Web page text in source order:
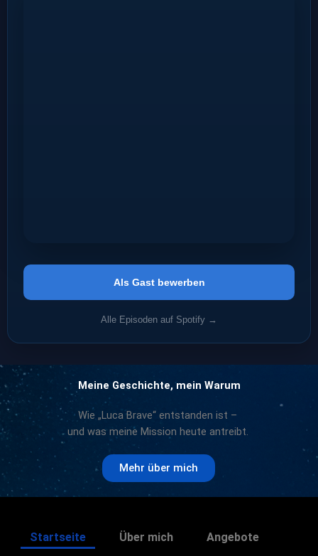
Als Gast bewerben
Alle Episoden auf Spotify →
Meine Geschichte, mein Warum
Wie „Luca Brave“ entstanden ist –
und was meine Mission heute antreibt.
Mehr über mich
Startseite Über mich Angebote